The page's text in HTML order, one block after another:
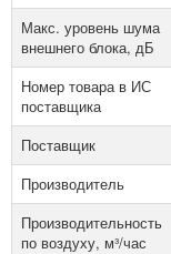
Макс. уровень шума
внешнего блока, дБ
Номер товара в ИС
поставщика
Поставщик
Производитель
Производительность
по воздуху, м³/час